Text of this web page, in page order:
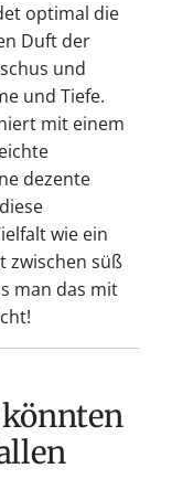
optimal die
Duft der
und
und Tiefe.
mit einem
dezente
wie ein
zwischen süß
man das mit